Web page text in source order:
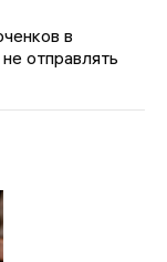
в
отправлять